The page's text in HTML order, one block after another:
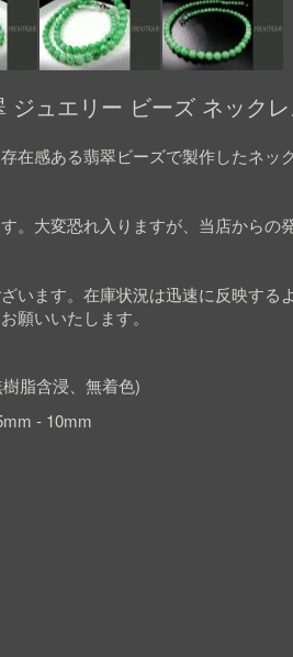
ジュエリー ビーズ ネック
在感ある翡翠ビーズで製作したネッ
。大変恐れ入りますが、当店から
います。在庫状況は迅速に反映す
願いいたします。
脂含浸、無着色)
- 10mm